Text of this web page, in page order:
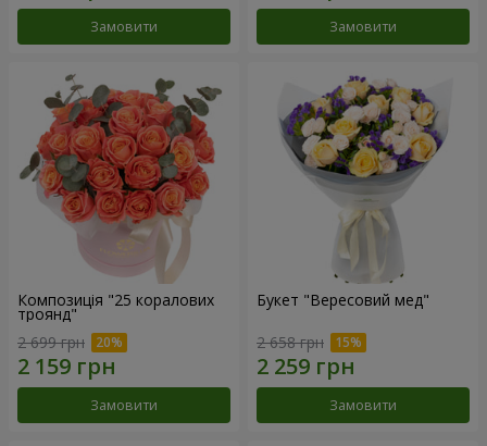
Замовити Замовити
Композиція "25 коралових
троянд"
2 699 грн
Замовити
Букет "Вересовий мед"
2 658 грн
Замовити